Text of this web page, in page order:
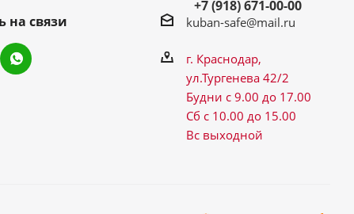
на связи
+7 (918) 671-00-00
kuban-safe@mail.ru
г. Краснодар,
ул.Тургенева 42/2
Будни с 9.00 до 17.00
Сб с 10.00 до 15.00
Вс выходной